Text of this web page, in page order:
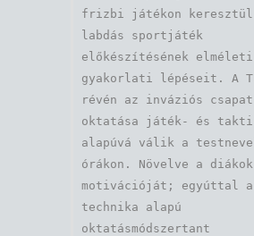
frizbi játékon keresztül
labdás sportjáték
előkészítésének
gyakorlati lépéseit. A
révén az inváziós
oktatása játék- és
alapúvá válik a
órákon. Növelve a diákok
motivációját; egyúttal a
technika alapú
oktatásmódszertant